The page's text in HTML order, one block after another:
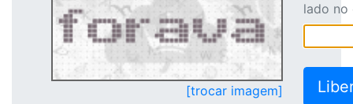
[trocar imagem]
lado no